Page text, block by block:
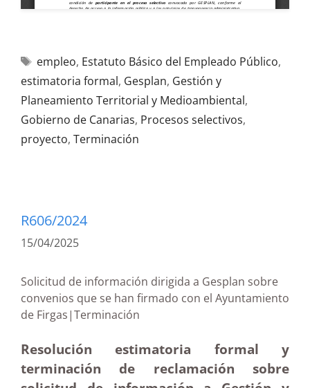
empleo, Estatuto Básico del Empleado Público,
estimatoria formal, Gesplan, Gestión y
Planeamiento Territorial y Medioambiental,
Gobierno de Canarias, Procesos selectivos,
proyecto, Terminación
R606/2024
15/04/2025
Solicitud de información dirigida a Gesplan sobre
convenios que se han firmado con el Ayuntamiento
de Firgas|Terminación
Resolución estimatoria formal y
terminación de reclamación sobre